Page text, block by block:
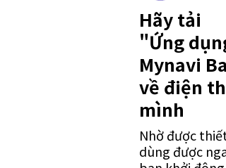
Hãy tải
"Ứng
Mynavi
về điện
mình
Nhờ được
dùng được